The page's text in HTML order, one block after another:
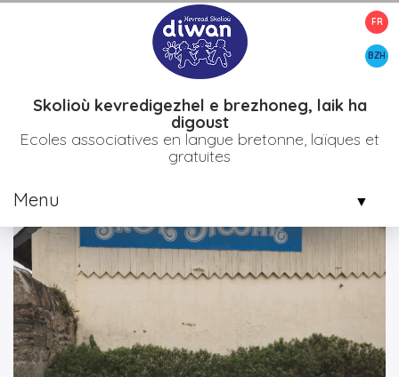
FR
BZH
Skolioù kevredigezhel e brezhoneg, laik ha
digoust
Ecoles associatives en langue bretonne, laïques et
gratuites
Menu ▼
Etablissements > Bro diwan plijidi
L'école Diwan de